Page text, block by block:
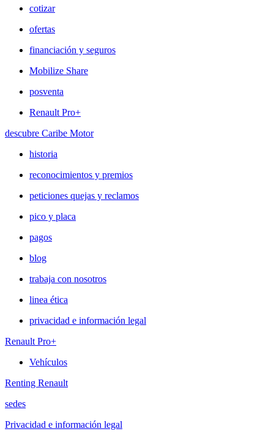
cotizar
ofertas
financiación y seguros
Mobilize Share
posventa
Renault Pro+
descubre Caribe Motor
historia
reconocimientos y premios
peticiones quejas y reclamos
pico y placa
pagos
blog
trabaja con nosotros
linea ética
privacidad e información legal
Renault Pro+
Vehículos
Renting Renault
sedes
Privacidad e información legal